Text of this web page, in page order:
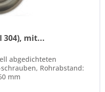
304), mit...
abgedichteten
Rohrabstand:
mm